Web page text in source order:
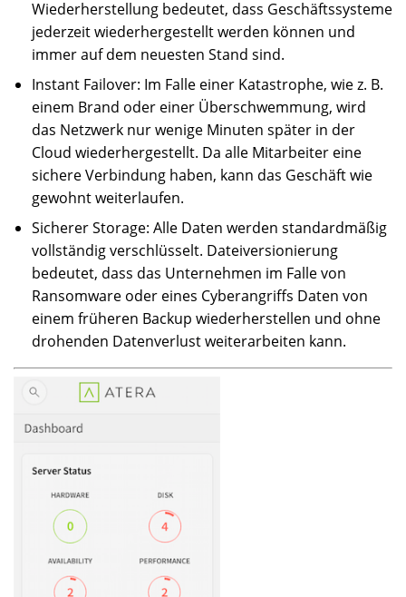
Wiederherstellung bedeutet, dass Geschäftssysteme
jederzeit wiederhergestellt werden können und
immer auf dem neuesten Stand sind.
Instant Failover: Im Falle einer Katastrophe, wie z. B.
einem Brand oder einer Überschwemmung, wird
das Netzwerk nur wenige Minuten später in der
Cloud wiederhergestellt. Da alle Mitarbeiter eine
sichere Verbindung haben, kann das Geschäft wie
gewohnt weiterlaufen.
Sicherer Storage: Alle Daten werden standardmäßig
vollständig verschlüsselt. Dateiversionierung
bedeutet, dass das Unternehmen im Falle von
Ransomware oder eines Cyberangriffs Daten von
einem früheren Backup wiederherstellen und ohne
drohenden Datenverlust weiterarbeiten kann.